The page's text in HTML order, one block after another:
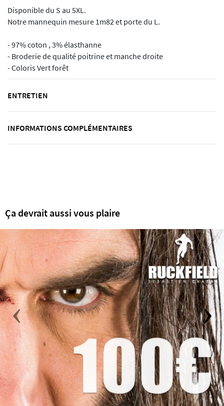
Disponible du S au 5XL.
Notre mannequin mesure 1m82 et porte du L.
- 97% coton , 3% élasthanne
- Broderie de qualité poitrine et manche droite
- Coloris Vert forêt
ENTRETIEN
INFORMATIONS COMPLÉMENTAIRES
Ça devrait aussi vous plaire